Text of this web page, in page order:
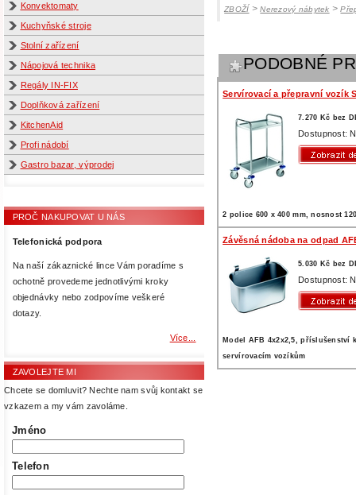
Konvektomaty
Kuchyňské stroje
Stolní zařízení
Nápojová technika
Regály IN-FIX
Doplňková zařízení
KitchenAid
Profi nádobí
Gastro bazar, výprodej
PROČ NAKUPOVAT U NÁS
Telefonická podpora
Na naší zákaznické lince Vám poradíme s
ochotně provedeme jednotlivými kroky
objednávky nebo zodpovíme veškeré
dotazy.
Více...
ZAVOLEJTE MI
Chcete se domluvit? Nechte nam svůj kontakt se
vzkazem a my vám zavoláme.
Jméno
Telefon
ZBOŽÍ >Nerezový nábytek >
PODOBNÉ
Servírovací a přepravní vozík
7.270 Kč bez
Dostupnost:
2 police 600 x 400 mm, nosnost
Závěsná nádoba na odpad
5.030 Kč bez
Dostupnost:
Model AFB 4x2x2,5, příslušenství
servírovacím vozíkům